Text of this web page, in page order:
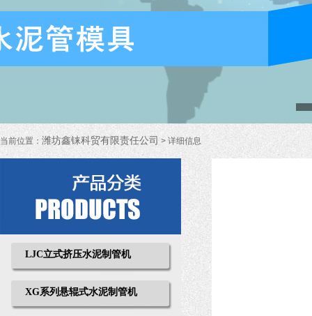
当前位置： 潍坊鑫铼科贸有限责任公司 > 详细信息
LJC立式挤压水泥制管机
XG系列悬辊式水泥制管机